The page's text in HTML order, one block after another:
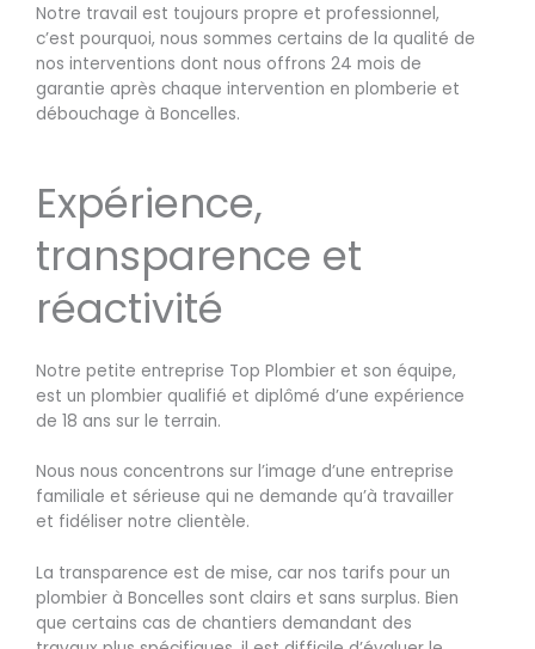
Notre travail est toujours propre et professionnel,
c’est pourquoi, nous sommes certains de la qualité de
nos interventions dont nous offrons 24 mois de
garantie après chaque intervention en plomberie et
débouchage à Boncelles.
Expérience,
transparence et
réactivité
Notre petite entreprise Top Plombier et son équipe,
est un plombier qualifié et diplômé d’une expérience
de 18 ans sur le terrain.
Nous nous concentrons sur l’image d’une entreprise
familiale et sérieuse qui ne demande qu’à travailler
et fidéliser notre clientèle.
La transparence est de mise, car nos tarifs pour un
plombier à Boncelles sont clairs et sans surplus. Bien
que certains cas de chantiers demandant des